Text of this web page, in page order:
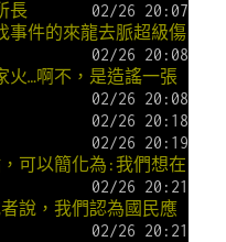
長
02/26 20:07
事件的來龍去脈超級傷
02/26 20:08
火…啊不，是造謠一張
02/26 20:08
02/26 20:18
02/26 20:19
可以簡化為:我們想在
02/26 20:21
說，我們認為國民應
02/26 20:21